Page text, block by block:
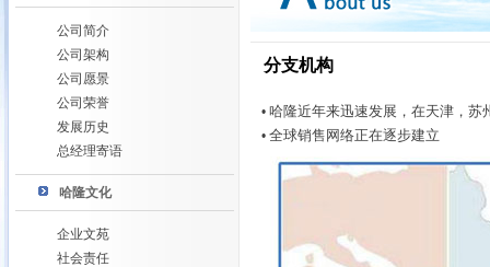
公司简介
公司架构
公司愿景
公司荣誉
发展历史
总经理寄语
哈隆文化
企业文苑
社会责任
分支机构
• 哈隆近年来迅速发展，在天津，苏
• 全球销售网络正在逐步建立